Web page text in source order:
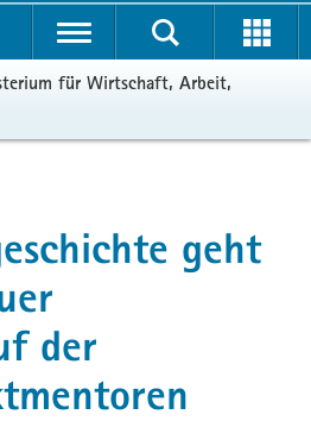
für Wirtschaft, Arbeit,
geht
der